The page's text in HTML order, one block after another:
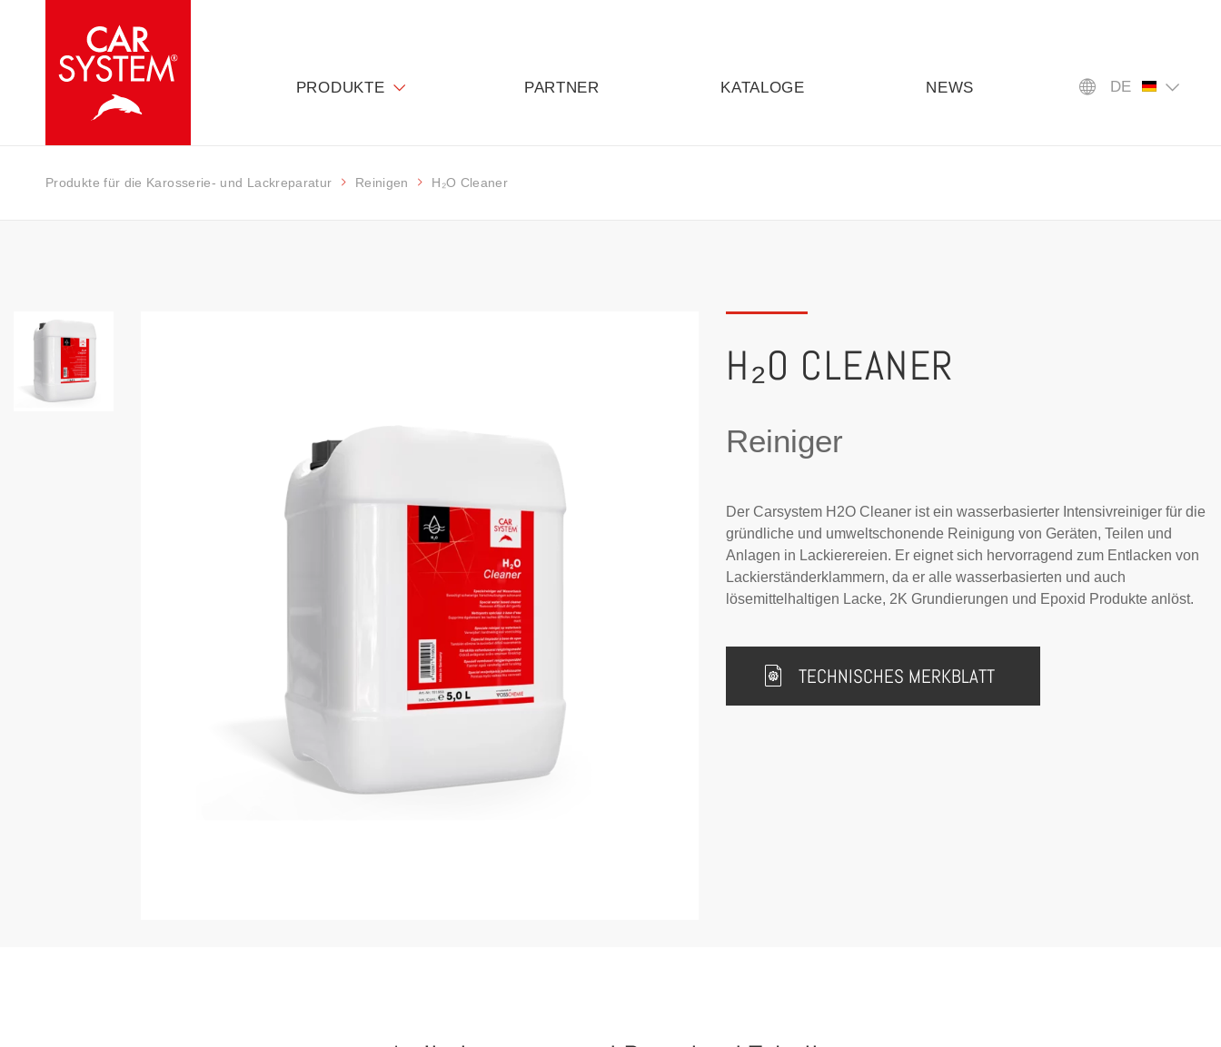
PRODUKTE PARTNER KATALOGE NEWS DE
Produkte für die Karosserie- und Lackreparatur Reinigen H₂O Cleaner
H₂O CLEANER
Reiniger
Der Carsystem H2O Cleaner ist ein wasserbasierter Intensivreiniger für die
gründliche und umweltschonende Reinigung von Geräten, Teilen und
Anlagen in Lackierereien. Er eignet sich hervorragend zum Entlacken von
Lackierständerklammern, da er alle wasserbasierten und auch
lösemittelhaltigen Lacke, 2K Grundierungen und Epoxid Produkte anlöst.
TECHNISCHES MERKBLATT